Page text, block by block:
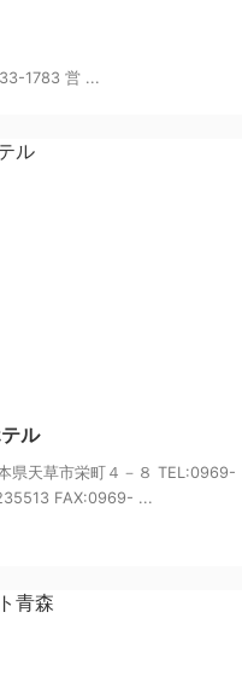
1783 営 ...
ル
県天草市栄町４－８ TEL:0969-
FAX:0969- ...